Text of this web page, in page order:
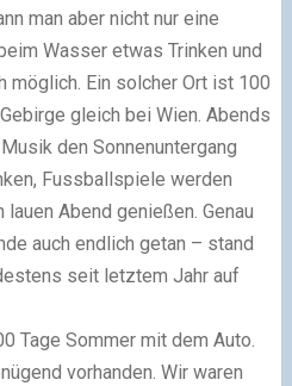
man aber nicht nur eine
Wasser etwas Trinken und
möglich. Ein solcher Ort ist 100
gleich bei Wien. Abends
den Sonnenuntergang
Fussballspiele werden
Abend genießen. Genau
auch endlich getan – stand
seit letztem Jahr auf
Tage Sommer mit dem Auto.
vorhanden. Wir waren